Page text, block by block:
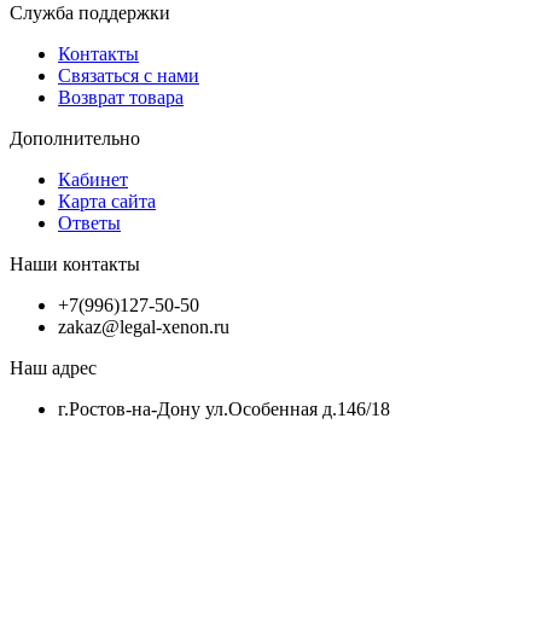
Служба поддержки
Контакты
Связаться с нами
Возврат товара
Дополнительно
Кабинет
Карта сайта
Ответы
Наши контакты
+7(996)127-50-50
zakaz@legal-xenon.ru
Наш адрес
г.Ростов-на-Дону ул.Особенная д.146/18